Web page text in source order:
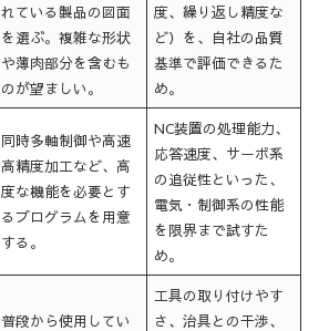
れている製品の図面
を選ぶ。複雑な形状
や薄肉部分を含むも
のが望ましい。
度、繰り返し精度な
ど）を、自社の品質
基準で評価できるた
め。
同時多軸制御や高速
高精度加工など、高
度な機能を必要とす
るプログラムを用意
する。
NC装置の処理能力、
応答速度、サーボ系
の追従性といった、
電気・制御系の性能
を限界まで試すた
め。
普段から使用してい
工具の取り付けやす
さ、治具との干渉、